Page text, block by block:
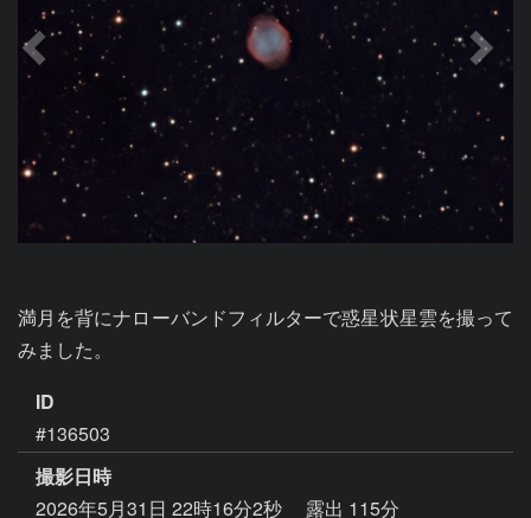
満月を背にナローバンドフィルターで惑星状星雲を撮って
みました。
ID
#136503
撮影日時
2026年5月31日 22時16分2秒
露出 115分